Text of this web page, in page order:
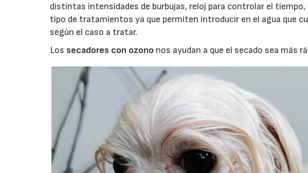
distintas intensidades de burbujas, reloj para controlar el
tipo de tratamientos ya que permiten introducir en el agua que
según el caso a tratar.
Los secadores con ozono nos ayudan a que el secado sea más